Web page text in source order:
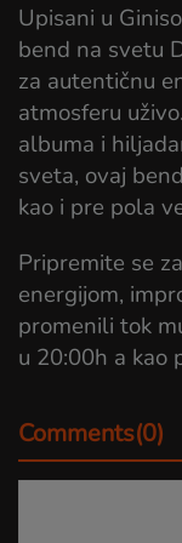
Upisani u
bend na svetu
za autentičnu
atmosferu
albuma i
sveta, ovaj
kao i pre pola
Pripremite se
energijom,
promenili tok
u 20:00h a kao
Comments(0)